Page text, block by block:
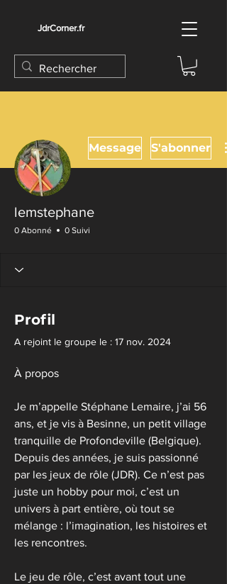
JdrCorner.fr
Message S'abonner
lemstephane
0 Abonné 0 Suivi
Profil
A rejoint le groupe le : 17 nov. 2024
À propos
Je m’appelle Stéphane Lemaire, j’ai 56
ans, et je vis à Besinne, un petit village
tranquille de Profondeville (Belgique).
Depuis des années, je suis passionné
par les jeux de rôle (JDR). Ce n’est pas
juste un hobby pour moi, c’est un
univers à part entière, où tout se
mélange : l’imagination, les histoires et
les rencontres.
Le jeu de rôle, c’est avant tout une